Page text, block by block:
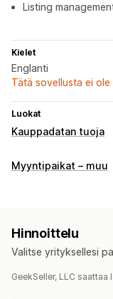
Listing
Kielet
Englanti
Tätä sovellusta ei
Luokat
Kauppadatan tuoja
Myyntipaikat – muu
Hinnoittelu
Valitse yrityksellesi
GeekSeller, LLC